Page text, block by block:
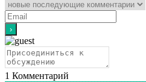
1 Комментарий